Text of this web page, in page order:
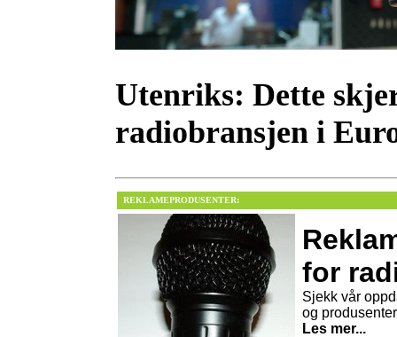
Utenriks: Dette
radiobransjen i
REKLAMEPRODUSENTER:
for
Sjekk vår
og
Les mer...